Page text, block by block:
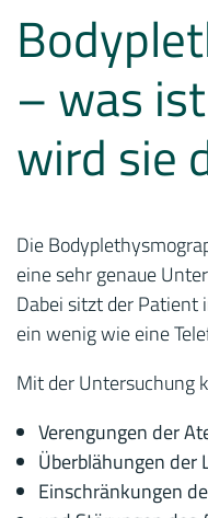
– was
wird sie
Die
eine sehr genaue
Dabei sitzt der Patient
ein wenig wie eine
Mit der Untersuchung
Verengungen der
Überblähungen der
Einschränkungen